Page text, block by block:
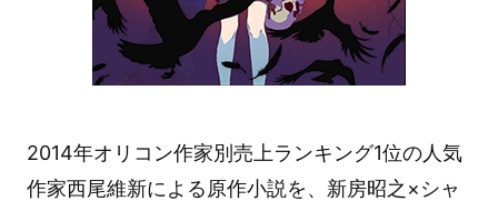
2014年オリコン作家別売上ランキング1位の人気
作家西尾維新による原作小説を、新房昭之×シャ